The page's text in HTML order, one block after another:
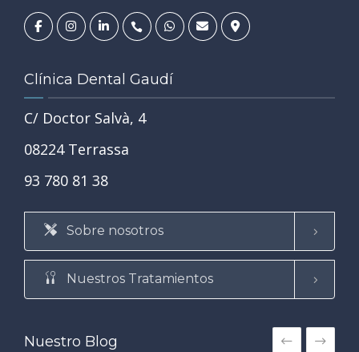
Clínica Dental Gaudí
C/ Doctor Salvà, 4
08224 Terrassa
93 780 81 38
Sobre nosotros
Nuestros Tratamientos
Nuestro Blog